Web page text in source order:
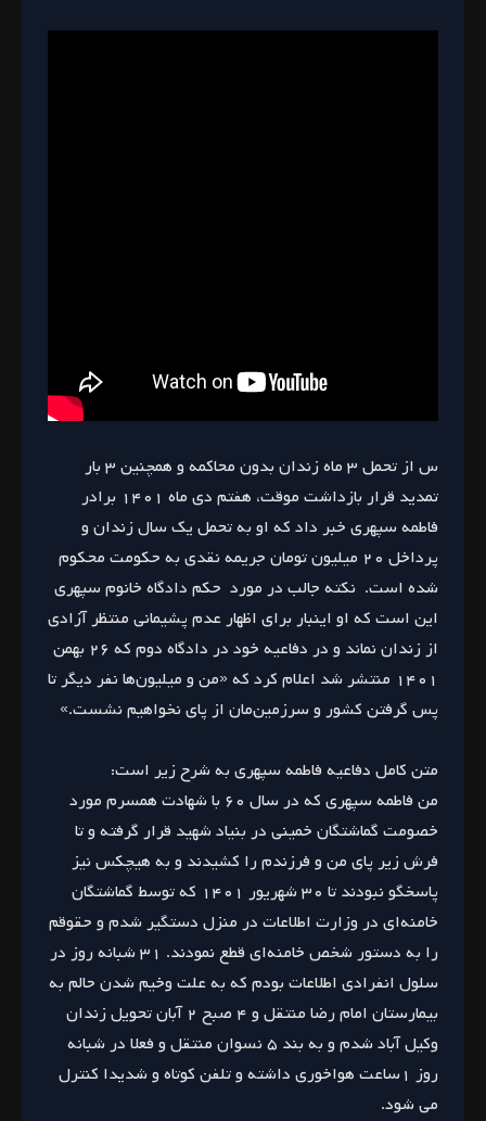
س از تحمل ۳ ماه زندان بدون محاکمه و همچنین ۳ بار
تمدید قرار بازداشت موقت، هفتم دی ماه ۱۴۰۱ برادر
فاطمه سپهری خبر داد که او به تحمل یک سال زندان و
پرداخل ۲۰ میلیون تومان جریمه نقدی به حکومت محکوم
شده است. نکته جالب در مورد حکم دادگاه خانوم سپهری
این است که او اینبار برای اظهار عدم پشیمانی منتظر آزادی
از زندان نماند و در دفاعیه خود در دادگاه دوم که ۲۶ بهمن
۱۴۰۱ منتشر شد اعلام کرد که «من و میلیون‌ها نفر دیگر تا
پس گرفتن کشور و سرزمین‌مان از پای نخواهیم نشست.»
متن کامل دفاعیه فاطمه سپهری به شرح زیر است:
من فاطمه سپهری که در سال ۶۰ با شهادت همسرم مورد
خصومت گماشتگان خمینی در بنیاد شهید قرار گرفته و تا
فرش زیر پای من و فرزندم را کشیدند و به هیچکس نیز
پاسخگو نبودند تا ۳۰ شهریور ۱۴۰۱ که توسط گماشتگان
خامنه‌ای در وزارت اطلاعات در منزل دستگیر شدم و حقوقم
را به دستور شخص خامنه‌ای قطع نمودند. ۳۱ شبانه روز در
سلول انفرادی اطلاعات بودم که به علت وخیم شدن حالم به
بیمارستان امام رضا منتقل و ۴ صبح ۲ آبان تحویل زندان
وکیل آباد شدم و به بند ۵ نسوان منتقل و فعلا در شبانه
روز ۱ساعت هواخوری داشته و تلفن کوتاه و شدیدا کنترل
می شود.